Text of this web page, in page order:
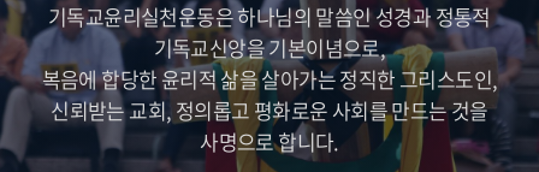
기독교윤리실천운동은 하나님의 말씀인 성경과 정통적
기독교신앙을 기본이념으로,
복음에 합당한 윤리적 삶을 살아가는 정직한 그리스도인,
신뢰받는 교회, 정의롭고 평화로운 사회를 만드는 것을
사명으로 합니다.